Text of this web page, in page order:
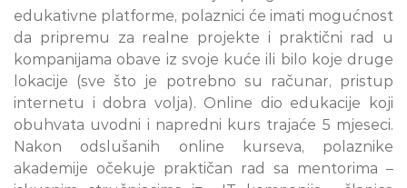
edukativne platforme, polaznici će imati mogućnost
da pripremu za realne projekte i praktični rad u
kompanijama obave iz svoje kuće ili bilo koje druge
lokacije (sve što je potrebno su računar, pristup
internetu i dobra volja). Online dio edukacije koji
obuhvata uvodni i napredni kurs trajaće 5 mjeseci.
Nakon odslušanih online kurseva, polaznike
akademije očekuje praktičan rad sa mentorima –